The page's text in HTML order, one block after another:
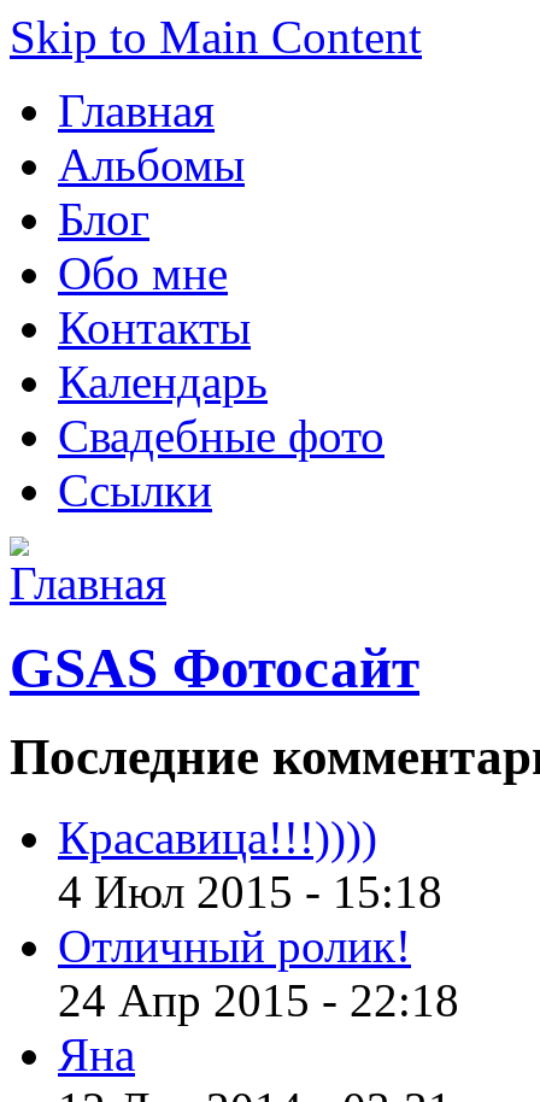
Skip to Main Content
Главная
Альбомы
Блог
Обо мне
Контакты
Календарь
Свадебные фото
Ссылки
GSAS Фотосайт
Последние
Красавица!!!))))
4 Июл 2015 - 15:18
Отличный ролик!
24 Апр 2015 - 22:18
Яна